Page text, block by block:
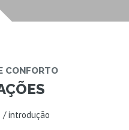
CONFORTO
/ introdução